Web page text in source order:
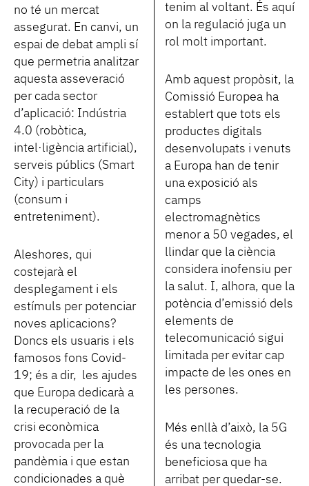
no té un mercat
assegurat. En canvi, un
espai de debat ampli sí
que permetria analitzar
aquesta asseveració
per cada sector
d’aplicació: Indústria
4.0 (robòtica,
intel·ligència artificial),
serveis públics (Smart
City) i particulars
(consum i
entreteniment).
Aleshores, qui
costejarà el
desplegament i els
estímuls per potenciar
noves aplicacions?
Doncs els usuaris i els
famosos fons Covid-
19; és a dir, les ajudes
que Europa dedicarà a
la recuperació de la
crisi econòmica
provocada per la
pandèmia i que estan
condicionades a què
tenim al voltant. És aquí
on la regulació juga un
rol molt important.
Amb aquest propòsit, la
Comissió Europea ha
establert que tots els
productes digitals
desenvolupats i venuts
a Europa han de tenir
una exposició als
camps
electromagnètics
menor a 50 vegades, el
llindar que la ciència
considera inofensiu per
la salut. I, alhora, que la
potència d’emissió dels
elements de
telecomunicació sigui
limitada per evitar cap
impacte de les ones en
les persones.
Més enllà d’això, la 5G
és una tecnologia
beneficiosa que ha
arribat per quedar-se.